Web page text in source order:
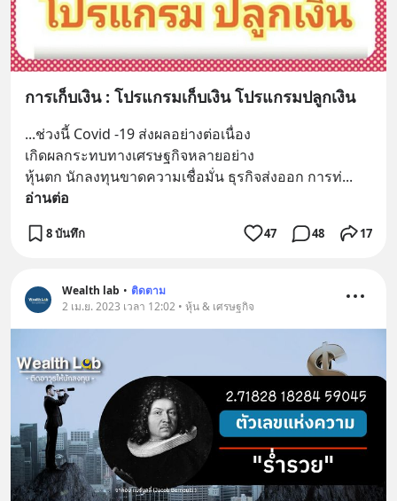
การเก็บเงิน : โปรแกรมเก็บเงิน โปรแกรมปลูกเงิน
...ช่วงนี้ Covid -19 ส่งผลอย่างต่อเนื่อง
เกิดผลกระทบทางเศรษฐกิจหลายอย่าง
หุ้นตก นักลงทุนขาดความเชื่อมั่น ธุรกิจส่งออก การท่
อ่านต่อ
8 บันทึก 47 48 17
Wealth lab • ติดตาม
2 เม.ย. 2023 เวลา 12:02 • หุ้น & เศรษฐกิจ